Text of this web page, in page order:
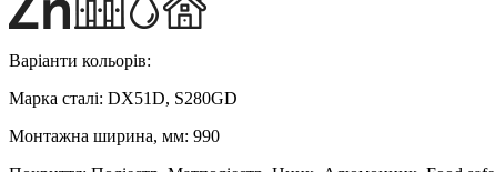
Варіанти кольорів:
Марка сталі: DX51D, S280GD
Монтажна ширина, мм: 990